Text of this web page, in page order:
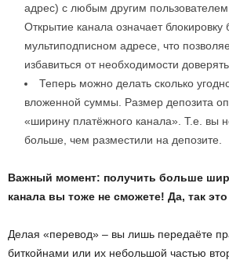
адрес) с любым другим
Открытие канала означает блокировку
мультиподписном адресе, что
избавиться от необходимости
Теперь можно делать сколько
вложенной суммы. Размер депозита
«ширину платёжного канала». Т.е. вы
больше, чем разместили на депозите.
Важный момент: получить больше
канала вы тоже не сможете! Да, так
Делая «перевод» – вы лишь передаёте
биткойнами или их небольшой частью